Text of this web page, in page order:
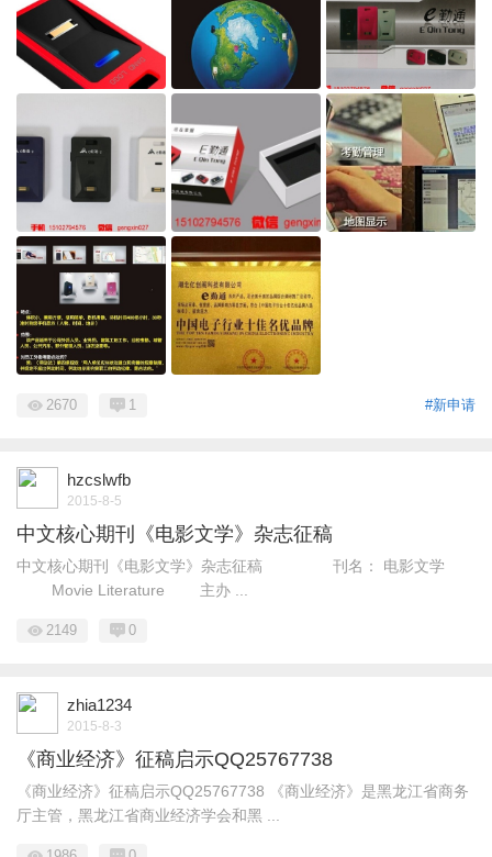
#新申请
2670 1
hzcslwfb
2015-8-5
中文核心期刊《电影文学》杂志征稿
中文核心期刊《电影文学》杂志征稿 刊名： 电影文学
Movie Literature 主办 ...
2149 0
zhia1234
2015-8-3
《商业经济》征稿启示QQ25767738
《商业经济》征稿启示QQ25767738 《商业经济》是黑龙江省商务
厅主管，黑龙江省商业经济学会和黑 ...